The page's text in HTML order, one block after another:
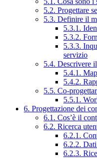
5.2. Progettare
5.3. Definire il
5.3.1.
5.3.2.
5.3.3.
servizio
5.4. Descrivere
5.4.1.
5.4.2.
5.5. Co-
5.5.1.
6. Progettazione dei
6.1. Cos’è il
6.2. Ricerca
6.2.1.
6.2.2.
6.2.3.